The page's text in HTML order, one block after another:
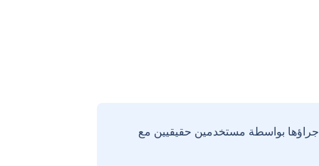
بواسطة مستخدمين حقيقيين مع